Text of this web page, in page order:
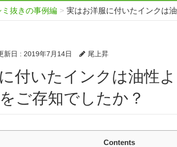
ミ抜きの事例編 実はお洋服に付いたインクは
新日 : 2019年7月14日 尾上昇
ご存知でしたか？
Contents